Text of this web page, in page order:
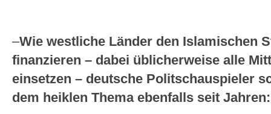
–Wie westliche Länder den Islamischen
finanzieren – dabei üblicherweise alle
einsetzen – deutsche Politschauspieler
dem heiklen Thema ebenfalls seit Jahren: